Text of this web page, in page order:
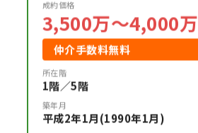
成約価格
3,500万～4,000万
仲介手数料無料
所在階
1階／5階
築年月
平成2年1月(1990年1月)